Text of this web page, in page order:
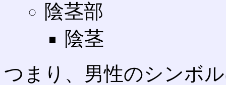
陰茎部
陰茎
つまり、男性のシンボ